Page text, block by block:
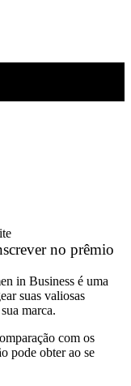
no prêmio
in Business é uma
suas valiosas
marca.
com os
pode obter ao se